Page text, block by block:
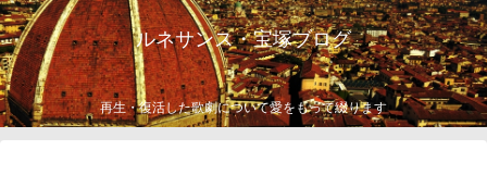
ルネサンス・宝塚ブログ
再生・復活した歌劇について愛をもって綴ります